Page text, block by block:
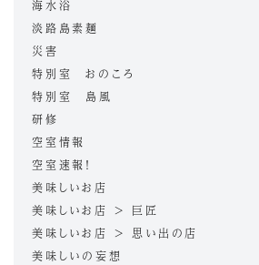
海水浴
淡路島素麺
災害
特別室 おのころ
特別室 島風
研修
空室情報
空室速報！
美味しいお店
美味しいお店 > 巨匠
美味しいお店 > 思い出の店
美味しいの妄想